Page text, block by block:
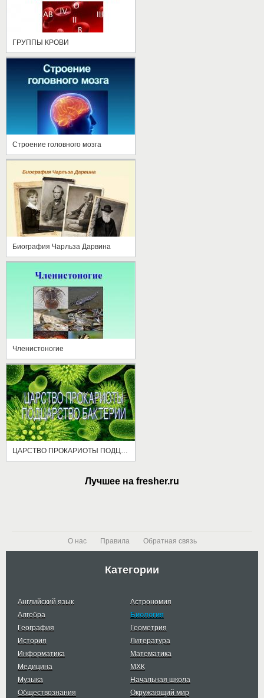
ГРУППЫ КРОВИ
Строение головного мозга
Биография Чарльза Дарвина
Членистоногие
Лучшее на fresher.ru
О нас Правила Обратная связь
Категории
Английский язык
Астрономия
Алгебра
Биология
География
Геометрия
История
Литература
Информатика
Математика
Медицина
МХК
Музыка
Начальная школа
Обществознания
Окружающий мир